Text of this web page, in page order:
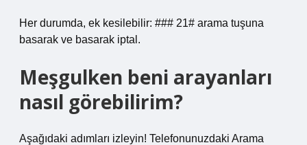
Her durumda, ek kesilebilir: ### 21# arama tuşuna
basarak ve basarak iptal.
Meşgulken beni arayanları
nasıl görebilirim?
Aşağıdaki adımları izleyin! Telefonunuzdaki Arama